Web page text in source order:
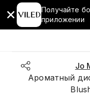
Получайте
приложении
Jo
Ароматный